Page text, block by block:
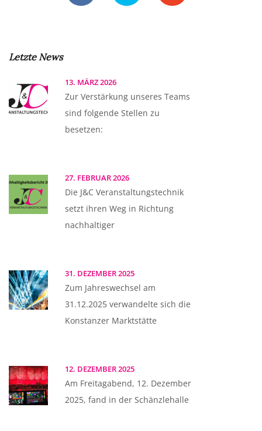
Letzte News
13. MÄRZ 2026
Zur Verstärkung unseres Teams
sind folgende Stellen zu
besetzen:
27. FEBRUAR 2026
Die J&C Veranstaltungstechnik
setzt ihren Weg in Richtung
nachhaltiger
31. DEZEMBER 2025
Zum Jahreswechsel am
31.12.2025 verwandelte sich die
Konstanzer Marktstätte
12. DEZEMBER 2025
Am Freitagabend, 12. Dezember
2025, fand in der Schänzlehalle